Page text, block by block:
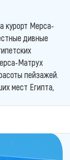
курорт Мерса-
дивные
Матрух
пейзажей.
мест Египта,